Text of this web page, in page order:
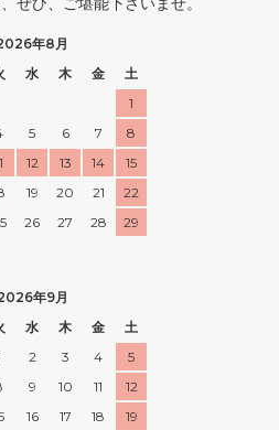
年8月
水 木 金
土
1
5 6 7
8
12 13 14
15
19 20 21
22
26 27 28
29
年9月
水 木 金
土
2 3 4
5
9 10 11
12
16 17 18
19